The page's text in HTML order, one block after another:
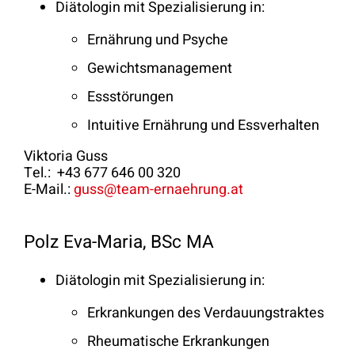
Diätologin mit Spezialisierung in:
Ernährung und Psyche
Gewichtsmanagement
Essstörungen
Intuitive Ernährung und Essverhalten
Viktoria Guss
Tel.: +43 677 646 00 320
E-Mail.:guss@team-ernaehrung.at
Polz Eva-Maria, BSc MA
Diätologin mit Spezialisierung in:
Erkrankungen des Verdauungstraktes
Rheumatische Erkrankungen